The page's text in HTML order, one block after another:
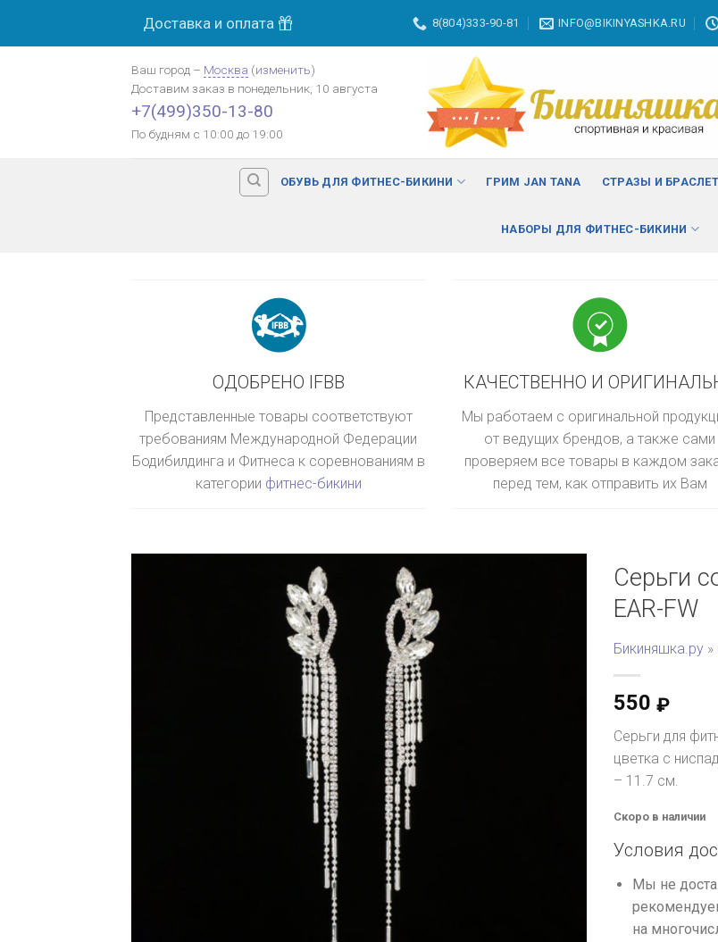
Доставка и оплата 8(804)333-90-81 INFO@BIKINYASHKA.RU
Ваш город – Москва (изменить)
Доставим заказ в понедельник, 10 августа
+7(499)350-13-80
По будням с 10:00 до 19:00
ОБУВЬ ДЛЯ ФИТНЕС-БИКИНИ ГРИМ JAN TANA СТРАЗЫ И
НАБОРЫ ДЛЯ ФИТНЕС-БИКИНИ
ОДОБРЕНО IFBB
Представленные товары соответствуют
требованиям Международной Федерации
Бодибилдинга и Фитнеса к соревнованиям в
категории фитнес-бикини
КАЧЕСТВЕННО И
Мы работаем с оригинальной
от ведущих брендов, а также сами
проверяем все товары в каждом
перед тем, как отправить их Вам
Серьги
EAR-FW
Бикиняшка.ру »
550 ₽
Серьги для
цветка с
– 11.7 см.
Скоро в наличии
МОСКВА изменить
Оплата картой банка
Условия
Мы не
на